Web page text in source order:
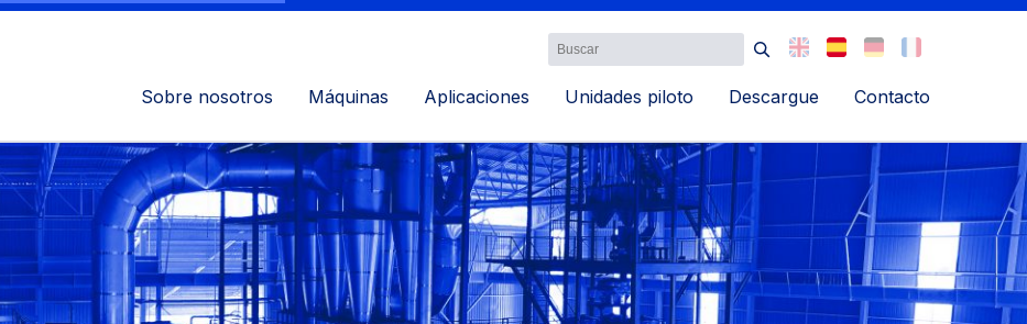
Sobre nosotros Máquinas Aplicaciones Unidades piloto Descargue Contacto